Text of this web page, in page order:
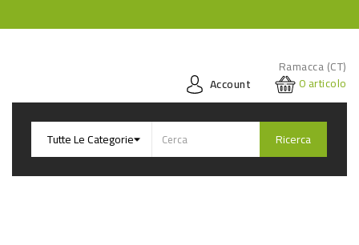
Ramacca (CT)
Account
0articolo
Ricerca